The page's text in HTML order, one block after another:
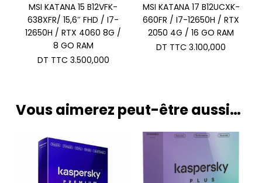
MSI KATANA 15 B12VFK-
638XFR/ 15,6″ FHD / I7-
12650H / RTX 4060 8G /
8 GO RAM
DT TTC 3.500,000
MSI KATANA 17 B12UCXK-
660FR / I7-12650H / RTX
2050 4G / 16 GO RAM
DT TTC 3.100,000
Vous aimerez peut-être aussi…